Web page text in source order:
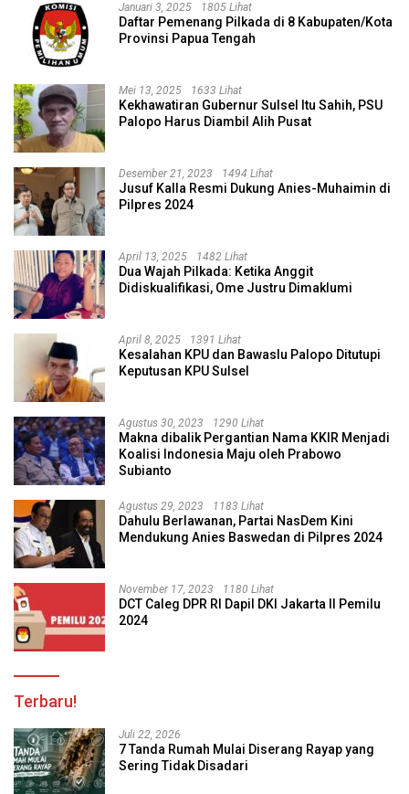
Januari 3, 2025 1805 Lihat
Daftar Pemenang Pilkada di 8 Kabupaten/Kota
Provinsi Papua Tengah
Mei 13, 2025 1633 Lihat
Kekhawatiran Gubernur Sulsel Itu Sahih, PSU
Palopo Harus Diambil Alih Pusat
Desember 21, 2023 1494 Lihat
Jusuf Kalla Resmi Dukung Anies-Muhaimin di
Pilpres 2024
April 13, 2025 1482 Lihat
Dua Wajah Pilkada: Ketika Anggit
Didiskualifikasi, Ome Justru Dimaklumi
April 8, 2025 1391 Lihat
Kesalahan KPU dan Bawaslu Palopo Ditutupi
Keputusan KPU Sulsel
Agustus 30, 2023 1290 Lihat
Makna dibalik Pergantian Nama KKIR Menjadi
Koalisi Indonesia Maju oleh Prabowo
Subianto
Agustus 29, 2023 1183 Lihat
Dahulu Berlawanan, Partai NasDem Kini
Mendukung Anies Baswedan di Pilpres 2024
November 17, 2023 1180 Lihat
DCT Caleg DPR RI Dapil DKI Jakarta II Pemilu
2024
Terbaru!
Juli 22, 2026
7 Tanda Rumah Mulai Diserang Rayap yang
Sering Tidak Disadari